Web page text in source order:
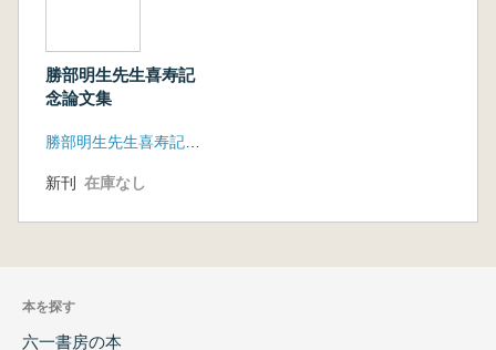
活動
江勃 中国古代城跡の水門と「水関」について
蘇哲 鮮卑拓跛部月R制考
弓場紀知 明代前期の青イE磁器のイスラーム
世界への輸出と、イスラーム世界におけるその
泉武 1中縄民俗の生死観の一端に触れる
勝部明生先生喜寿記
念論文集
新刊 在庫なし
本を探す
六一書房の本